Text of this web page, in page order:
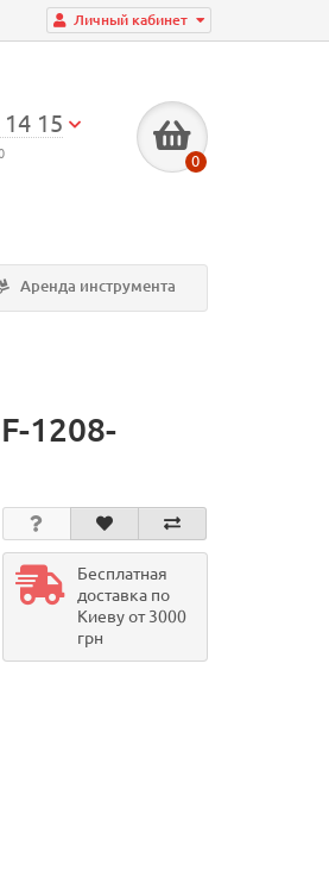
Личный кабинет
15
0
Аренда инструмента
1208-
Бесплатная
доставка по
Киеву от 3000
грн